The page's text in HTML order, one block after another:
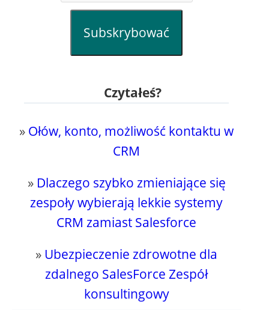
Subskrybować
Czytałeś?
» Ołów, konto, możliwość kontaktu w
CRM
» Dlaczego szybko zmieniające się
zespoły wybierają lekkie systemy
CRM zamiast Salesforce
» Ubezpieczenie zdrowotne dla
zdalnego SalesForce Zespół
konsultingowy